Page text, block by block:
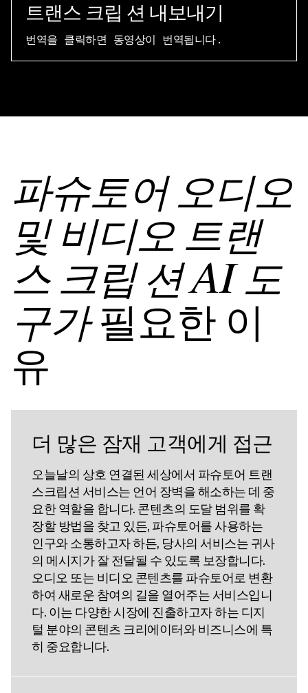
트랜스 크립 션 내보내기
번역을 클릭하면 동영상이 번역됩니다.
파슈토어 오디오
및 비디오 트랜
스 크립 션 AI 도
구가필요한 이
유
더 많은 잠재 고객에게 접근
오늘날의 상호 연결된 세상에서 파슈토어 트랜
스크립션 서비스는 언어 장벽을 해소하는 데 중
요한 역할을 합니다. 콘텐츠의 도달 범위를 확
장할 방법을 찾고 있든, 파슈토어를 사용하는
인구와 소통하고자 하든, 당사의 서비스는 귀사
의 메시지가 잘 전달될 수 있도록 보장합니다.
오디오 또는 비디오 콘텐츠를 파슈토어로 변환
하여 새로운 참여의 길을 열어주는 서비스입니
다. 이는 다양한 시장에 진출하고자 하는 디지
털 분야의 콘텐츠 크리에이터와 비즈니스에 특
히 중요합니다.